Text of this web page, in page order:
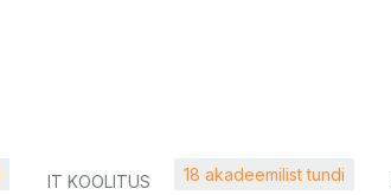
IT KOOLITUS 18 akadeemilist tundi